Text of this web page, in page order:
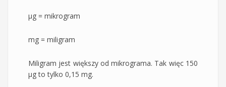
µg = mikrogram
mg = miligram
Miligram jest większy od mikrograma. Tak więc 150
µg to tylko 0,15 mg.